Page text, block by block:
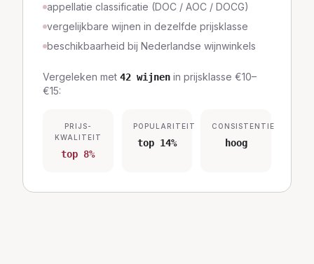
appellatie classificatie (DOC / AOC / DOCG)
vergelijkbare wijnen in dezelfde prijsklasse
beschikbaarheid bij Nederlandse wijnwinkels
Vergeleken met 42 wijnen in prijsklasse €10–
€15:
PRIJS-
KWALITEIT
top 8%
POPULARITEIT
top 14%
CONSISTENTIE
hoog